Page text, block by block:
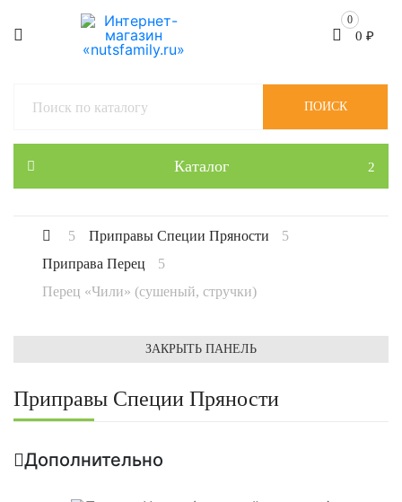
0
0 ₽
Каталог
ПОИСК
Приправы Специи Пряности
Приправа Перец
Перец «Чили» (сушеный, стручки)
ЗАКРЫТЬ ПАНЕЛЬ
Приправы Специи Пряности
Дополнительно